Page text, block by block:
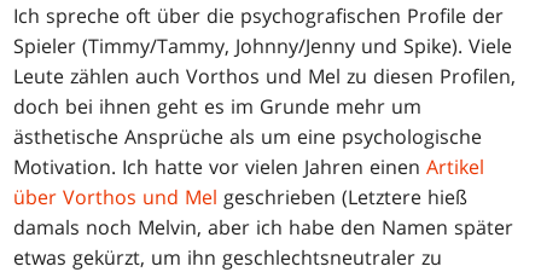
Ich spreche oft über die psychografischen Profile der
Spieler (Timmy/Tammy, Johnny/Jenny und Spike). Viele
Leute zählen auch Vorthos und Mel zu diesen Profilen,
doch bei ihnen geht es im Grunde mehr um
ästhetische Ansprüche als um eine psychologische
Motivation. Ich hatte vor vielen Jahren einenArtikel
über Vorthos und Mel geschrieben (Letztere hieß
damals noch Melvin, aber ich habe den Namen später
etwas gekürzt, um ihn geschlechtsneutraler zu